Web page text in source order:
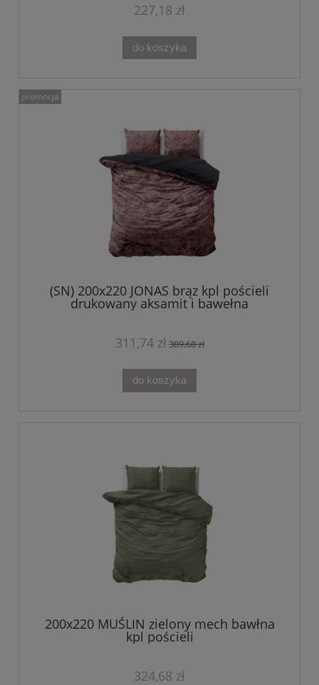
227,18 zł
do koszyka
(SN) 200x220 JONAS brąz kpl pościeli
drukowany aksamit i bawełna
311,74 zł389,68 zł
do koszyka
promocja
200x220 MUŚLIN zielony mech bawłna
kpl pościeli
324,68 zł